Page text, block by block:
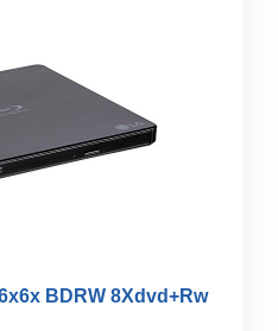
BDRW 8Xdvd+Rw